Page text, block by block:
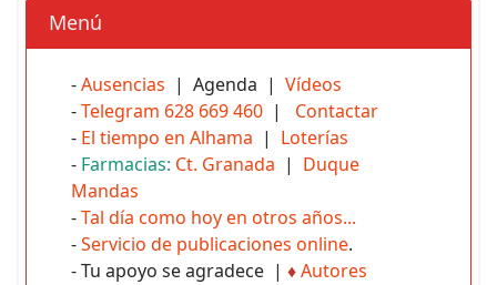
Menú
-Ausencias | Agenda | Vídeos
-Telegram 628 669 460 | Contactar
- El tiempo en Alhama | Loterías
- Farmacias: Ct. Granada | Duque
Mandas
-Tal día como hoy en otros años...
-Servicio de publicaciones online.
- Tu apoyo se agradece | ♦Autores